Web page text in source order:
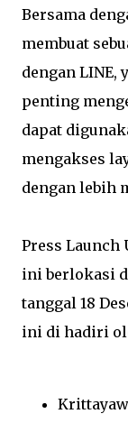
Bersama
membuat
dengan LINE,
penting
dapat
mengakses
dengan lebih
Press Launch
ini berlokasi
tanggal 18
ini di hadiri